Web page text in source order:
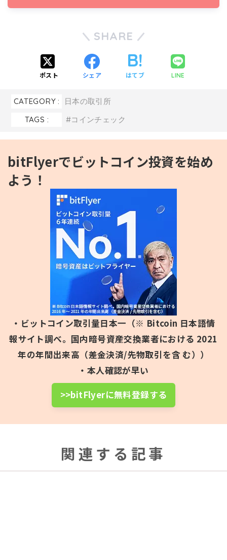
SHARE
ポスト シェア はてブ LINE
CATEGORY :
日本の取引所
TAGS :
コインチェック
bitFlyerでビットコイン投資を始め
よう！
・ビットコイン取引量日本一（※ Bitcoin 日本語情
報サイト調べ。国内暗号資産交換業者における 2021
年の年間出来高（差金決済/先物取引を含 む））
・本人確認が早い
>>bitFlyerに無料登録する
関連する記事